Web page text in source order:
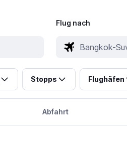
Flug nach
Stopps Flughäfen
Abfahrt